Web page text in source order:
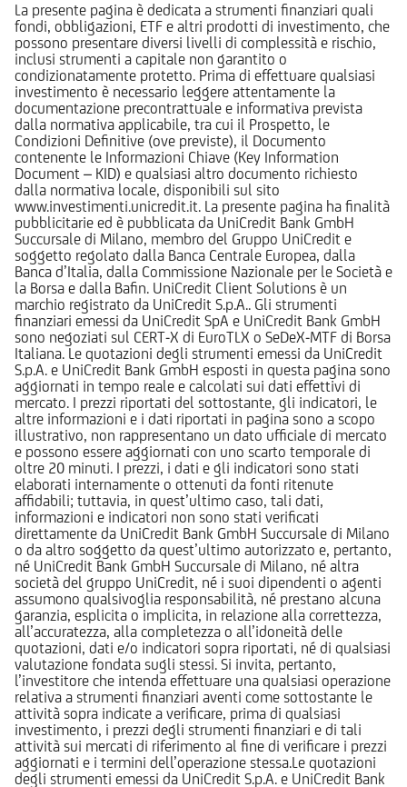
La presente pagina è dedicata a strumenti finanziari quali
fondi, obbligazioni, ETF e altri prodotti di investimento, che
possono presentare diversi livelli di complessità e rischio,
inclusi strumenti a capitale non garantito o
condizionatamente protetto. Prima di effettuare qualsiasi
investimento è necessario leggere attentamente la
documentazione precontrattuale e informativa prevista
dalla normativa applicabile, tra cui il Prospetto, le
Condizioni Definitive (ove previste), il Documento
contenente le Informazioni Chiave (Key Information
Document – KID) e qualsiasi altro documento richiesto
dalla normativa locale, disponibili sul sito
www.investimenti.unicredit.it. La presente pagina ha finalità
pubblicitarie ed è pubblicata da UniCredit Bank GmbH
Succursale di Milano, membro del Gruppo UniCredit e
soggetto regolato dalla Banca Centrale Europea, dalla
Banca d’Italia, dalla Commissione Nazionale per le Società e
la Borsa e dalla Bafin. UniCredit Client Solutions è un
marchio registrato da UniCredit S.p.A.. Gli strumenti
finanziari emessi da UniCredit SpA e UniCredit Bank GmbH
sono negoziati sul CERT-X di EuroTLX o SeDeX-MTF di Borsa
Italiana. Le quotazioni degli strumenti emessi da UniCredit
S.p.A. e UniCredit Bank GmbH esposti in questa pagina sono
aggiornati in tempo reale e calcolati sui dati effettivi di
mercato. I prezzi riportati del sottostante, gli indicatori, le
altre informazioni e i dati riportati in pagina sono a scopo
illustrativo, non rappresentano un dato ufficiale di mercato
e possono essere aggiornati con uno scarto temporale di
oltre 20 minuti. I prezzi, i dati e gli indicatori sono stati
elaborati internamente o ottenuti da fonti ritenute
affidabili; tuttavia, in quest’ultimo caso, tali dati,
informazioni e indicatori non sono stati verificati
direttamente da UniCredit Bank GmbH Succursale di Milano
o da altro soggetto da quest’ultimo autorizzato e, pertanto,
né UniCredit Bank GmbH Succursale di Milano, né altra
società del gruppo UniCredit, né i suoi dipendenti o agenti
assumono qualsivoglia responsabilità, né prestano alcuna
garanzia, esplicita o implicita, in relazione alla correttezza,
all’accuratezza, alla completezza o all’idoneità delle
quotazioni, dati e/o indicatori sopra riportati, né di qualsiasi
valutazione fondata sugli stessi. Si invita, pertanto,
l’investitore che intenda effettuare una qualsiasi operazione
relativa a strumenti finanziari aventi come sottostante le
attività sopra indicate a verificare, prima di qualsiasi
investimento, i prezzi degli strumenti finanziari e di tali
attività sui mercati di riferimento al fine di verificare i prezzi
aggiornati e i termini dell’operazione stessa.Le quotazioni
degli strumenti emessi da UniCredit S.p.A. e UniCredit Bank